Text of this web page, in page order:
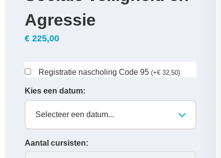
Agressie
€ 225,00
Registratie nascholing Code 95 (+€ 32,50)
Kies een datum:
Selecteer een datum...
Aantal cursisten: